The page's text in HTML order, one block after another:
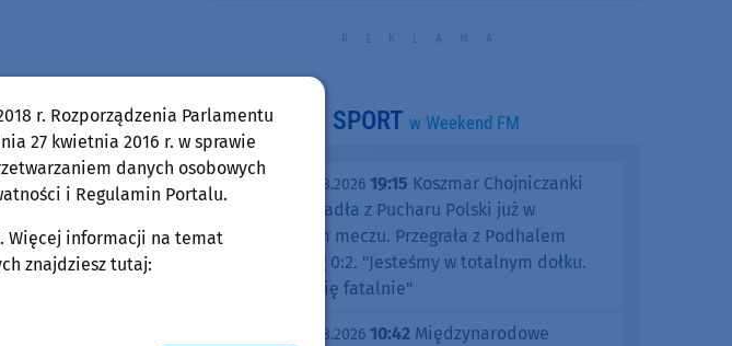
SPORT w Weekend FM
środa, 05.08.2026 19:15 Koszmar Chojniczanki
trwa. Odpadła z Pucharu Polski już w
pierwszym meczu. Przegrała z Podhalem
Nowy Targ 0:2. "Jesteśmy w totalnym dołku.
Czujemy się fatalnie"
środa, 05.08.2026 10:42 Międzynarodowe
r. Rozporządzenia Parlamentu
27 kwietnia 2016 r. w sprawie
danych osobowych
i Regulamin Portalu.
Więcej informacji na temat
znajdziesz tutaj: